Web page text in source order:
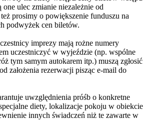
one ulec zmianie niezależnie od
prosimy o powiększenie funduszu na
podwyżek cen biletów.
imprezy mają rożne numery
uczestniczyć w wyjeździe (np. wspólne
tym samym autokarem itp.) muszą zgłosić
założenia rezerwacji pisząc e-mail do
uwzględnienia próśb o konkretne
diety, lokalizacje pokoju w obiekcie
innych świadczeń niż te zawarte w